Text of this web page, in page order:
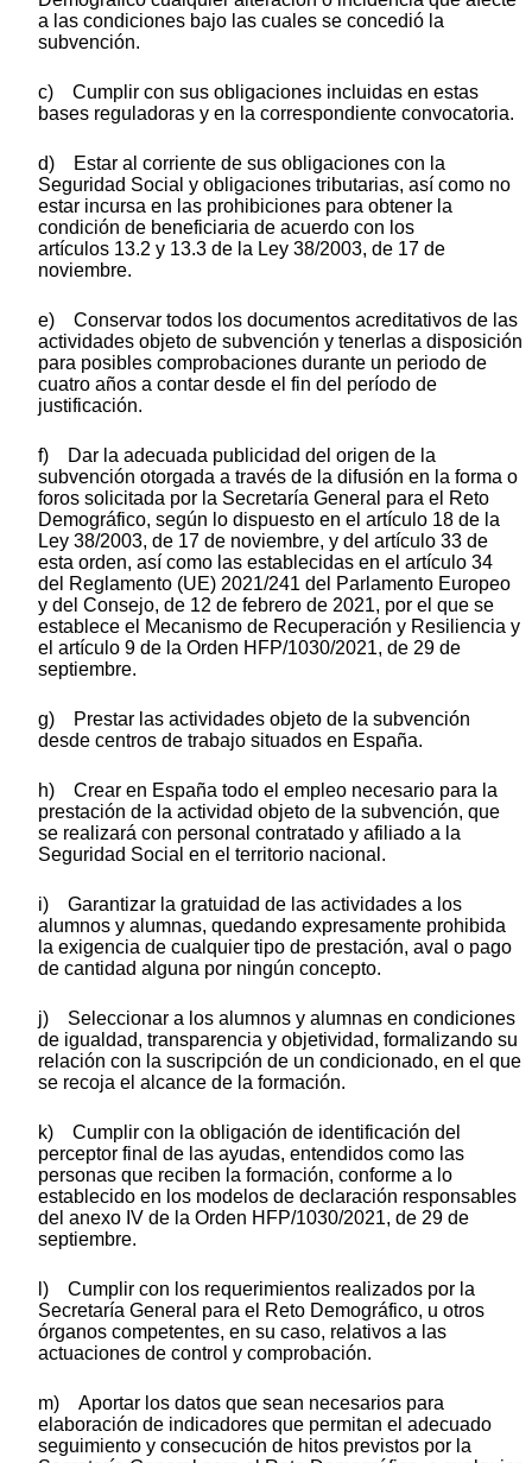
a las condiciones bajo las cuales se concedió la
subvención.
c) Cumplir con sus obligaciones incluidas en estas
bases reguladoras y en la correspondiente convocatoria.
d) Estar al corriente de sus obligaciones con la
Seguridad Social y obligaciones tributarias, así como no
estar incursa en las prohibiciones para obtener la
condición de beneficiaria de acuerdo con los
artículos 13.2 y 13.3 de la Ley 38/2003, de 17 de
noviembre.
e) Conservar todos los documentos acreditativos de las
actividades objeto de subvención y tenerlas a disposición
para posibles comprobaciones durante un periodo de
cuatro años a contar desde el fin del período de
justificación.
f) Dar la adecuada publicidad del origen de la
subvención otorgada a través de la difusión en la forma o
foros solicitada por la Secretaría General para el Reto
Demográfico, según lo dispuesto en el artículo 18 de la
Ley 38/2003, de 17 de noviembre, y del artículo 33 de
esta orden, así como las establecidas en el artículo 34
del Reglamento (UE) 2021/241 del Parlamento Europeo
y del Consejo, de 12 de febrero de 2021, por el que se
establece el Mecanismo de Recuperación y Resiliencia y
el artículo 9 de la Orden HFP/1030/2021, de 29 de
septiembre.
g) Prestar las actividades objeto de la subvención
desde centros de trabajo situados en España.
h) Crear en España todo el empleo necesario para la
prestación de la actividad objeto de la subvención, que
se realizará con personal contratado y afiliado a la
Seguridad Social en el territorio nacional.
i) Garantizar la gratuidad de las actividades a los
alumnos y alumnas, quedando expresamente prohibida
la exigencia de cualquier tipo de prestación, aval o pago
de cantidad alguna por ningún concepto.
j) Seleccionar a los alumnos y alumnas en condiciones
de igualdad, transparencia y objetividad, formalizando su
relación con la suscripción de un condicionado, en el que
se recoja el alcance de la formación.
k) Cumplir con la obligación de identificación del
perceptor final de las ayudas, entendidos como las
personas que reciben la formación, conforme a lo
establecido en los modelos de declaración responsables
del anexo IV de la Orden HFP/1030/2021, de 29 de
septiembre.
l) Cumplir con los requerimientos realizados por la
Secretaría General para el Reto Demográfico, u otros
órganos competentes, en su caso, relativos a las
actuaciones de control y comprobación.
m) Aportar los datos que sean necesarios para
elaboración de indicadores que permitan el adecuado
seguimiento y consecución de hitos previstos por la